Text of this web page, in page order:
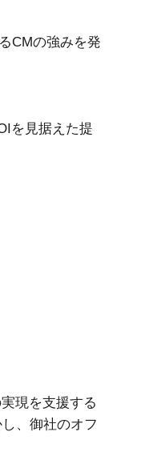
CMの強みを発
を見据えた提
現を支援する
、御社のオフ